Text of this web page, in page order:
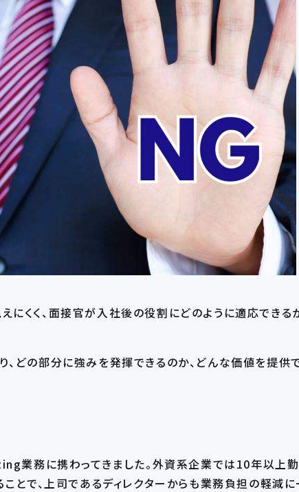
す フリ
この条件で検索する
にくく、面接官が入社後の役割にどのように適応できる
、どの部分に強みを発揮できるのか、どんな価値を提供
業務に携わってきました。外資系企業では10年以上勤
とで、上司であるディレクターからも業務負担の軽減